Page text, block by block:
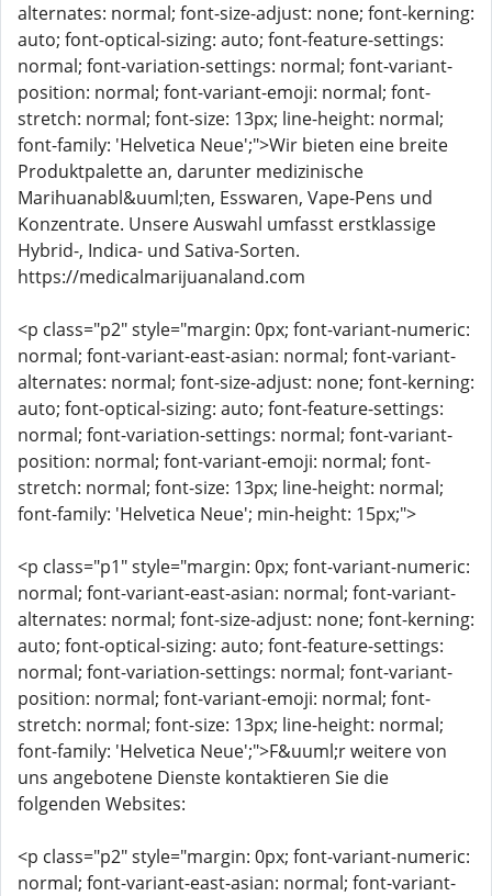
alternates: normal; font-size-adjust: none; font-kerning:
auto; font-optical-sizing: auto; font-feature-settings:
normal; font-variation-settings: normal; font-variant-
position: normal; font-variant-emoji: normal; font-
stretch: normal; font-size: 13px; line-height: normal;
font-family: 'Helvetica Neue';">Wir bieten eine breite
Produktpalette an, darunter medizinische
Marihuanabl&uuml;ten, Esswaren, Vape-Pens und
Konzentrate. Unsere Auswahl umfasst erstklassige
Hybrid-, Indica- und Sativa-Sorten.
https://medicalmarijuanaland.com
<p class="p2" style="margin: 0px; font-variant-numeric:
normal; font-variant-east-asian: normal; font-variant-
alternates: normal; font-size-adjust: none; font-kerning:
auto; font-optical-sizing: auto; font-feature-settings:
normal; font-variation-settings: normal; font-variant-
position: normal; font-variant-emoji: normal; font-
stretch: normal; font-size: 13px; line-height: normal;
font-family: 'Helvetica Neue'; min-height: 15px;">
<p class="p1" style="margin: 0px; font-variant-numeric:
normal; font-variant-east-asian: normal; font-variant-
alternates: normal; font-size-adjust: none; font-kerning:
auto; font-optical-sizing: auto; font-feature-settings:
normal; font-variation-settings: normal; font-variant-
position: normal; font-variant-emoji: normal; font-
stretch: normal; font-size: 13px; line-height: normal;
font-family: 'Helvetica Neue';">F&uuml;r weitere von
uns angebotene Dienste kontaktieren Sie die
folgenden Websites:
<p class="p2" style="margin: 0px; font-variant-numeric:
normal; font-variant-east-asian: normal; font-variant-